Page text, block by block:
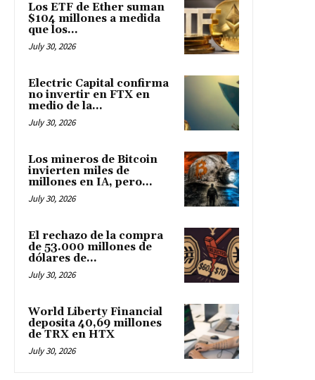
Los ETF de Ether suman
$104 millones a medida
que los...
July 30, 2026
Electric Capital confirma
no invertir en FTX en
medio de la...
July 30, 2026
Los mineros de Bitcoin
invierten miles de
millones en IA, pero...
July 30, 2026
El rechazo de la compra
de 53.000 millones de
dólares de...
July 30, 2026
World Liberty Financial
deposita 40,69 millones
de TRX en HTX
July 30, 2026